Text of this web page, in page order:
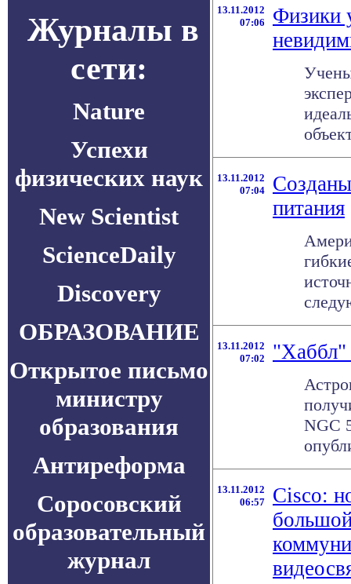
Журналы в
сети:
Nature
Успехи
физических наук
New Scientist
ScienceDaily
Discovery
ОБРАЗОВАНИЕ
Открытое письмо
министру
образования
Антиреформа
Соросовский
образовательный
журнал
13.11.2012
07:06
Физики
13.11.2012
07:04
питания
13.11.2012
07:02
"Хаббл"
NGC
13.11.2012
06:57
Cisco: